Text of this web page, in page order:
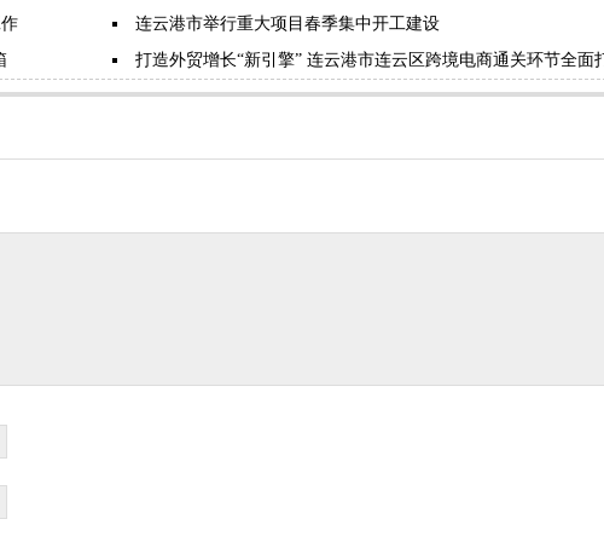
连云港市举行重大项目春季集中开工建设
打造外贸增长“新引擎” 连云港市连云区跨境电商通关环节全面